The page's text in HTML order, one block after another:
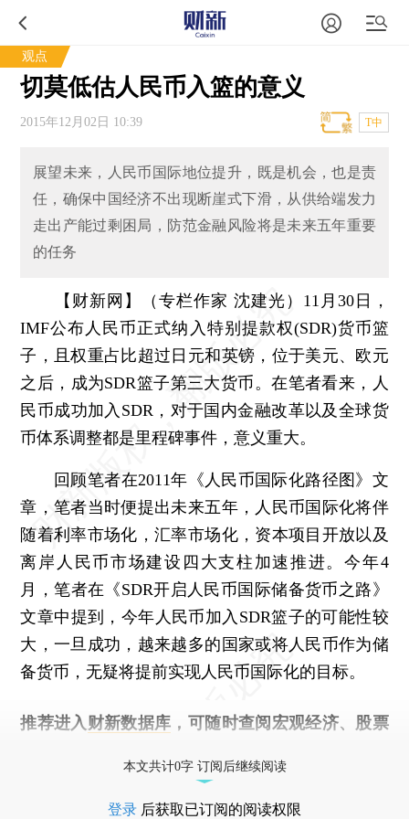
观点
切莫低估人民币入篮的意义
2015年12月02日 10:39 T中
展望未来，人民币国际地位提升，既是机会，也是责
任，确保中国经济不出现断崖式下滑，从供给端发力
走出产能过剩困局，防范金融风险将是未来五年重要
的任务
【财新网】（专栏作家 沈建光） 11月30日，
IMF公布人民币正式纳入特别提款权(SDR)货币篮
子，且权重占比超过日元和英镑，位于美元、欧元
之后，成为SDR篮子第三大货币。在笔者看来，人
民币成功加入SDR，对于国内金融改革以及全球货
币体系调整都是里程碑事件，意义重大。
回顾笔者在2011年《人民币国际化路径图》文
章，笔者当时便提出未来五年，人民币国际化将伴
随着利率市场化，汇率市场化，资本项目开放以及
离岸人民币市场建设四大支柱加速推进。今年4
月，笔者在《SDR开启人民币国际储备货币之路》
文章中提到，今年人民币加入SDR篮子的可能性较
大，一旦成功，越来越多的国家或将人民币作为储
备货币，无疑将提前实现人民币国际化的目标。
推荐进入 财新数据库 ，可随时查阅宏观经济、股票
本文共计0字 订阅后继续阅读
登录 后获取已订阅的阅读权限